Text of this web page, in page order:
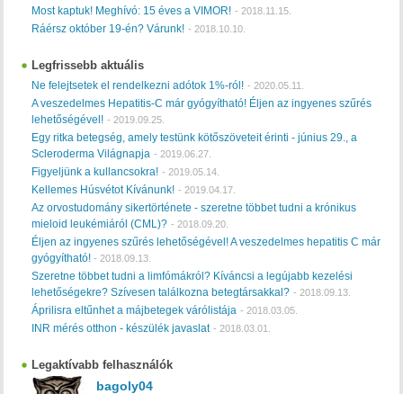
Most kaptuk! Meghívó: 15 éves a VIMOR! - 2018.11.15.
Ráérsz október 19-én? Várunk! - 2018.10.10.
Legfrissebb aktuális
Ne felejtsetek el rendelkezni adótok 1%-ról! - 2020.05.11.
A veszedelmes Hepatitis-C már gyógyítható! Éljen az ingyenes szűrés
lehetőségével! - 2019.09.25.
Egy ritka betegség, amely testünk kötőszöveteit érinti - június 29., a
Scleroderma Világnapja - 2019.06.27.
Figyeljünk a kullancsokra! - 2019.05.14.
Kellemes Húsvétot Kívánunk! - 2019.04.17.
Az orvostudomány sikertörténete - szeretne többet tudni a krónikus
mieloid leukémiáról (CML)? - 2018.09.20.
Éljen az ingyenes szűrés lehetőségével! A veszedelmes hepatitis C már
gyógyítható!- 2018.09.13.
Szeretne többet tudni a limfómákról? Kíváncsi a legújabb kezelési
lehetőségekre? Szívesen találkozna betegtársakkal? - 2018.09.13.
Áprilisra eltűnhet a májbetegek várólistája - 2018.03.05.
INR mérés otthon - készülék javaslat - 2018.03.01.
Legaktívabb felhasználók
bagoly04